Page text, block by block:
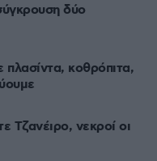
δύο
πλασίντα, κοθρόπιτα,
Τζανέιρο, νεκροί οι